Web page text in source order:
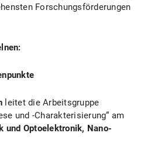
Forschungsförderungen
leitet die Arbeitsgruppe
und -Charakterisierung“ am
und Optoelektronik, Nano-